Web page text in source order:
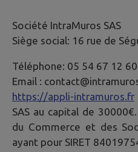
Société IntraMuros SAS
Siège social: 16 rue de
Téléphone: 05 54 67 12 60
Email :
https://appli-intramuros.fr
SAS au capital de
du Commerce et des
ayant pour SIRET